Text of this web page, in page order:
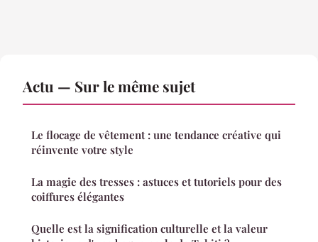
Actu — Sur le même sujet
Le flocage de vêtement : une tendance créative qui
réinvente votre style
La magie des tresses : astuces et tutoriels pour des
coiffures élégantes
Quelle est la signification culturelle et la valeur